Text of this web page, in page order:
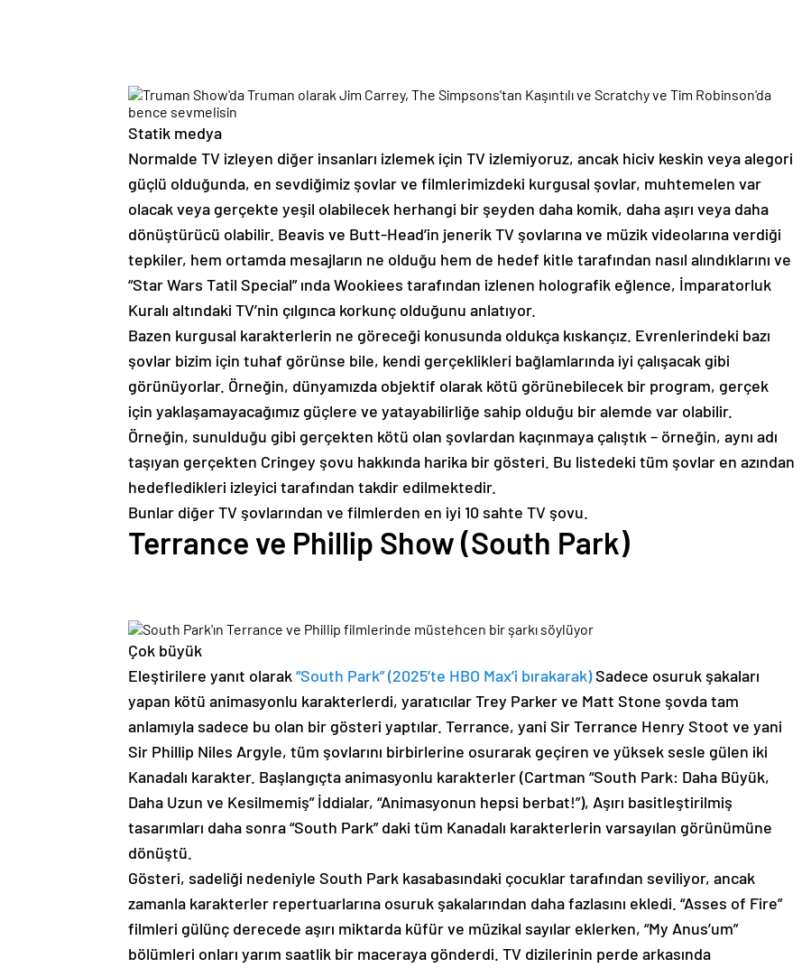
Statik medya
Normalde TV izleyen diğer insanları izlemek için TV izlemiyoruz, ancak hiciv keskin veya alegori
güçlü olduğunda, en sevdiğimiz şovlar ve filmlerimizdeki kurgusal şovlar, muhtemelen var
olacak veya gerçekte yeşil olabilecek herhangi bir şeyden daha komik, daha aşırı veya daha
dönüştürücü olabilir. Beavis ve Butt-Head’in jenerik TV şovlarına ve müzik videolarına verdiği
tepkiler, hem ortamda mesajların ne olduğu hem de hedef kitle tarafından nasıl alındıklarını ve
“Star Wars Tatil Special” ında Wookiees tarafından izlenen holografik eğlence, İmparatorluk
Kuralı altındaki TV’nin çılgınca korkunç olduğunu anlatıyor.
Bazen kurgusal karakterlerin ne göreceği konusunda oldukça kıskançız. Evrenlerindeki bazı
şovlar bizim için tuhaf görünse bile, kendi gerçeklikleri bağlamlarında iyi çalışacak gibi
görünüyorlar. Örneğin, dünyamızda objektif olarak kötü görünebilecek bir program, gerçek
için yaklaşamayacağımız güçlere ve yatayabilirliğe sahip olduğu bir alemde var olabilir.
Örneğin, sunulduğu gibi gerçekten kötü olan şovlardan kaçınmaya çalıştık – örneğin, aynı adı
taşıyan gerçekten Cringey şovu hakkında harika bir gösteri. Bu listedeki tüm şovlar en azından
hedefledikleri izleyici tarafından takdir edilmektedir.
Bunlar diğer TV şovlarından ve filmlerden en iyi 10 sahte TV şovu.
Terrance ve Phillip Show (South Park)
Çok büyük
Eleştirilere yanıt olarak“South Park” (2025’te HBO Max’i bırakarak)Sadece osuruk şakaları
yapan kötü animasyonlu karakterlerdi, yaratıcılar Trey Parker ve Matt Stone şovda tam
anlamıyla sadece bu olan bir gösteri yaptılar. Terrance, yani Sir Terrance Henry Stoot ve yani
Sir Phillip Niles Argyle, tüm şovlarını birbirlerine osurarak geçiren ve yüksek sesle gülen iki
Kanadalı karakter. Başlangıçta animasyonlu karakterler (Cartman “South Park: Daha Büyük,
Daha Uzun ve Kesilmemiş” İddialar, “Animasyonun hepsi berbat!”), Aşırı basitleştirilmiş
tasarımları daha sonra “South Park” daki tüm Kanadalı karakterlerin varsayılan görünümüne
dönüştü.
Gösteri, sadeliği nedeniyle South Park kasabasındaki çocuklar tarafından seviliyor, ancak
zamanla karakterler repertuarlarına osuruk şakalarından daha fazlasını ekledi. “Asses of Fire”
filmleri gülünç derecede aşırı miktarda küfür ve müzikal sayılar eklerken, “My Anus’um”
bölümleri onları yarım saatlik bir maceraya gönderdi. TV dizilerinin perde arkasında